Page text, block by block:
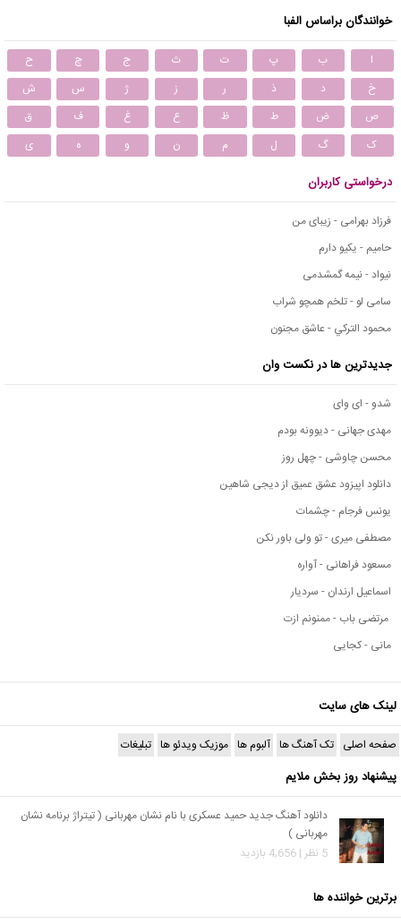
خوانندگان براساس الفبا
ا ب پ ت ث ج چ
ح
خ
د ذ ر ز ژ س
ش
ص
ض ط ظ ع غ ف
ق
ک
گ ل م ن و ه ی
درخواستی کاربران
فرزاد بهرامی - زیبای من
حامیم - یکیو دارم
نیواد - نیمه گمشدمی
سامی لو - تلخم همچو شراب
محمود التركي - عاشق مجنون
جدیدترین ها در نکست وان
شدو - ای وای
مهدی جهانی - دیوونه بودم
محسن چاوشی - چهل روز
دانلود اپیزود عشق عمیق از دیجی شاهین
یونس فرجام - چشمات
مصطفی میری - تو ولی باور نکن
مسعود فراهانی - آواره
اسماعیل ارندان - سردیار
مرتضی باب - ممنونم ازت
مانی - کجایی
لینک های سایت
صفحه اصلی تک آهنگ ها آلبوم ها موزیک ویدئو ها تبلیغات
پیشنهاد روز بخش ملایم
دانلود آهنگ جدید حمید عسکری با نام نشان مهربانی ( تیتراژ برنامه نشان
مهربانی )
5 نظر | 4,656 بازدید
برترین خواننده ها